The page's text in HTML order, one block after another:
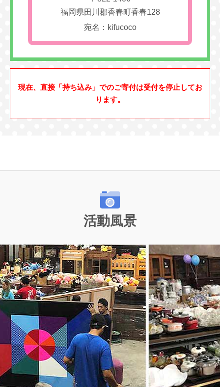
福岡県田川郡香春町香春128
宛名：kifucoco
現在、直接「持ち込み」でのご寄付は受付を停止してお
ります。
活動風景